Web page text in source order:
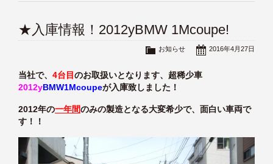
★入庫情報！2012yBMW 1Mcoupe!
2016年4月27日
お知らせ
当社で、 4台目のお取扱いとなります、超稀少車
2012yBMW1Mcoupeが入庫致しました！
2012年の一年間のみの製造となる大変希少で、面白い車両で
す！！